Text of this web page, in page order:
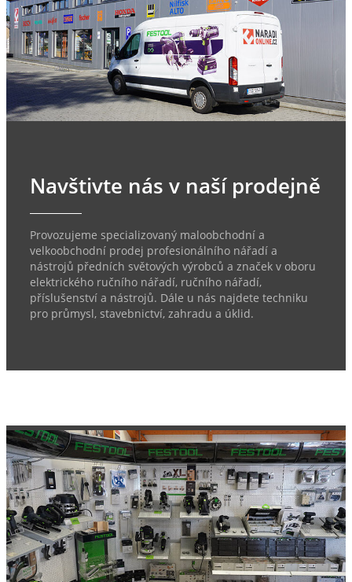
Navštivte nás v naší prodejně
Provozujeme specializovaný maloobchodní a
velkoobchodní prodej profesionálního nářadí a
nástrojů předních světových výrobců a značek v oboru
elektrického ručního nářadí, ručního nářadí,
příslušenství a nástrojů. Dále u nás najdete techniku
pro průmysl, stavebnictví, zahradu a úklid.